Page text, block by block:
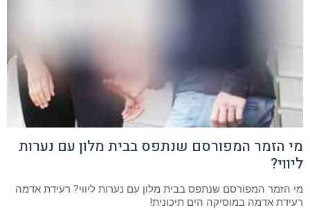
מי הזמר המפורסם שנתפס בבית מלון עם נערות
ליווי?
מי הזמר המפורסם שנתפס בבית מלון עם נערות ליווי? רעידת אדמה
רעידת אדמה במוסיקה הים תיכונית!